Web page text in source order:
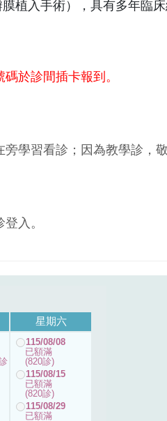
植入手術），具有多年臨床
於診間插卡報到。
學習看診；因為教學診，
入。